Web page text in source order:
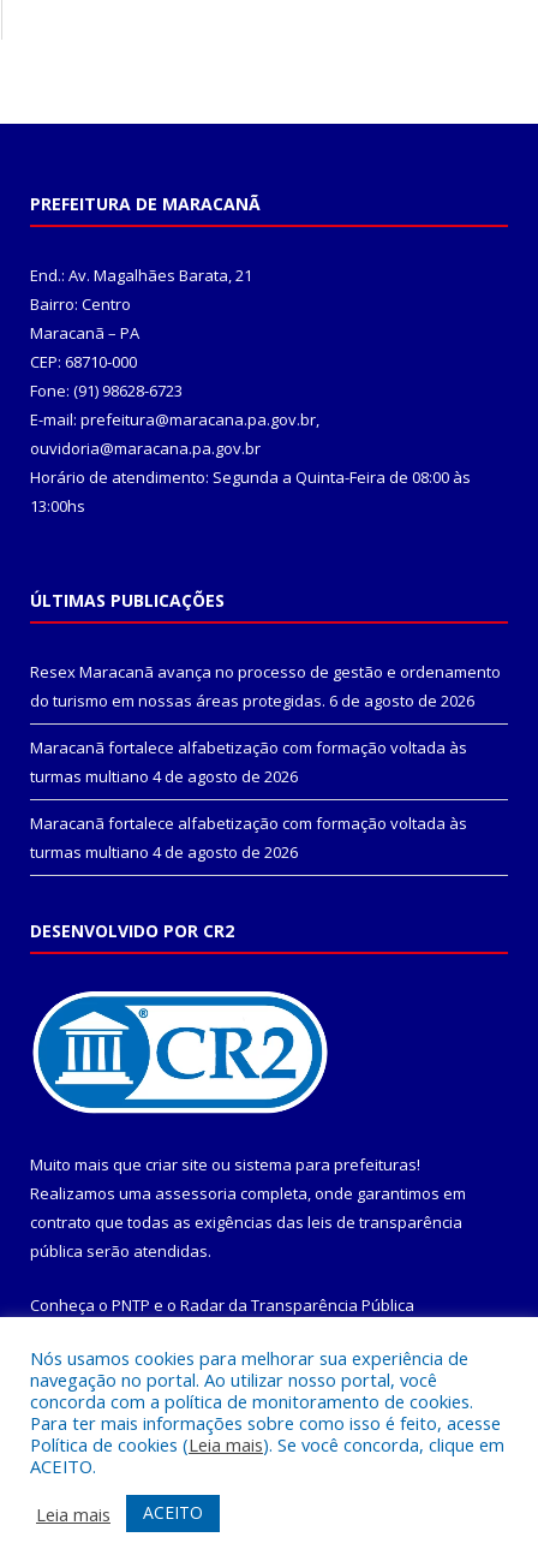
PREFEITURA DE MARACANÃ
End.: Av. Magalhães Barata, 21
Bairro: Centro
Maracanã – PA
CEP: 68710-000
Fone: (91) 98628-6723
E-mail: prefeitura@maracana.pa.gov.br,
ouvidoria@maracana.pa.gov.br
Horário de atendimento: Segunda a Quinta-Feira de 08:00 às
13:00hs
ÚLTIMAS PUBLICAÇÕES
Resex Maracanã avança no processo de gestão e ordenamento
do turismo em nossas áreas protegidas. 6 de agosto de 2026
Maracanã fortalece alfabetização com formação voltada às
turmas multiano 4 de agosto de 2026
Maracanã fortalece alfabetização com formação voltada às
turmas multiano 4 de agosto de 2026
DESENVOLVIDO POR CR2
Muito mais que criar site ou sistema para prefeituras!
Realizamos uma assessoria completa, onde garantimos em
contrato que todas as exigências das leis de transparência
pública serão atendidas.
Conheça o PNTP e o Radar da Transparência Pública
Todos os direitos reservados a Prefeitura Municipal de
Maracanã.
Mapa do Site
Acessar Área Administrativa
Acessar Webmail
Nós usamos cookies para melhorar sua experiência de
navegação no portal. Ao utilizar nosso portal, você
concorda com a política de monitoramento de cookies.
Para ter mais informações sobre como isso é feito, acesse
Política de cookies (Leia mais). Se você concorda, clique em
ACEITO.
Leia mais
ACEITO